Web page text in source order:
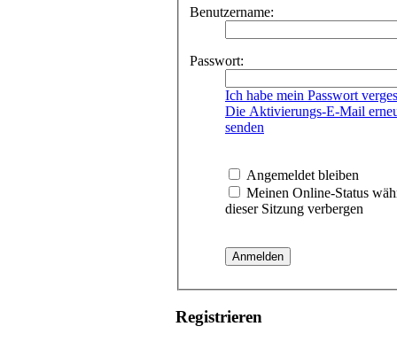
Benutzername:
Passwort:
Ich habe mein Passwort
Die Aktivierungs-E-Mail
senden
Angemeldet bleiben
Meinen Online-Status
dieser Sitzung verbergen
Registrieren